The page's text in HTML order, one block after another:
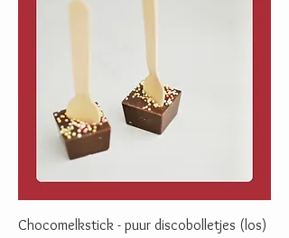
Chocomelkstick - puur discobolletjes (los)